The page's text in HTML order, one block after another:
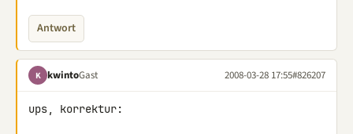
Antwort
K kwintoGast 2008-03-28 17:55#826207
ups, korrektur: